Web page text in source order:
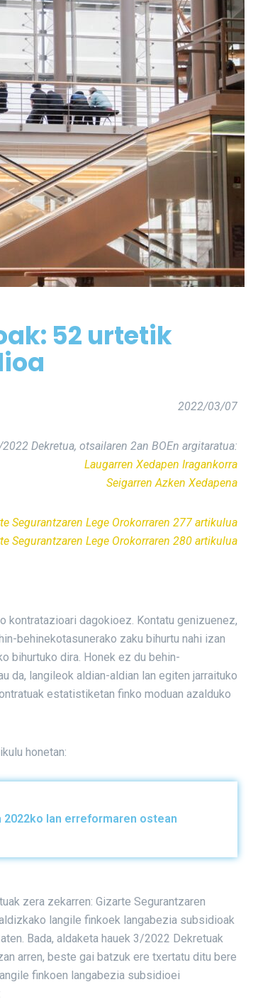
52 urtetik
2022/03/07
Dekretua, otsailaren 2an BOEn argitaratua:
Laugarren Xedapen Iragankorra
Seigarren Azken Xedapena
Segurantzaren Lege Orokorraren 277 artikulua
Segurantzaren Lege Orokorraren 280 artikulua
kontratazioari dagokioez. Kontatu genizuenez,
behinekotasunerako zaku bihurtu nahi izan
bihurtuko dira. Honek ez du behin-
da, langileok aldian-aldian lan egiten jarraituko
estatistiketan finko moduan azalduko
honetan:
lan erreformaren ostean
zera zekarren: Gizarte Segurantzaren
langile finkoek langabezia subsidioak
Bada, aldaketa hauek 3/2022 Dekretuak
arren, beste gai batzuk ere txertatu ditu bere
finkoen langabezia subsidioei